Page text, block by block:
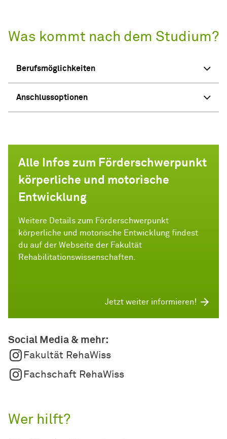
Was kommt nach dem Studium?
Berufsmöglichkeiten
Anschlussoptionen
Alle Infos zum Förderschwerpunkt
körperliche und motorische
Entwicklung
Weitere Details zum Förderschwerpunkt
körperliche und motorische Entwicklung findest
du auf der Webseite der Fakultät
Rehabilitationswissenschaften.
Jetzt weiter informieren!
Social Media & mehr:
Fakultät RehaWiss
Fachschaft RehaWiss
Wer hilft?